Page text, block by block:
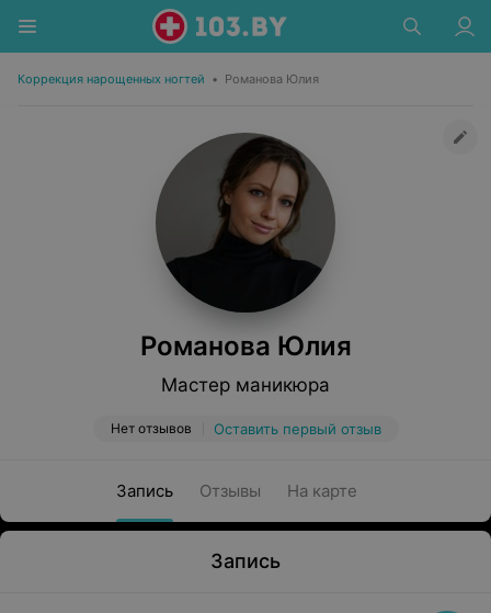
Коррекция нарощенных ногтей • Романова Юлия
Романова Юлия
Мастер маникюра
Нет отзывов Оставить первый отзыв
Запись Отзывы На карте
Запись